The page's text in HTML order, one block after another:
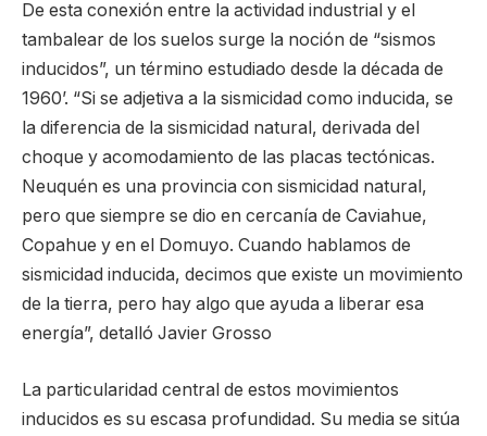
De esta conexión entre la actividad industrial y el
tambalear de los suelos surge la noción de “sismos
inducidos”, un término estudiado desde la década de
1960’. “Si se adjetiva a la sismicidad como inducida, se
la diferencia de la sismicidad natural, derivada del
choque y acomodamiento de las placas tectónicas.
Neuquén es una provincia con sismicidad natural,
pero que siempre se dio en cercanía de Caviahue,
Copahue y en el Domuyo. Cuando hablamos de
sismicidad inducida, decimos que existe un movimiento
de la tierra, pero hay algo que ayuda a liberar esa
energía”, detalló Javier Grosso
La particularidad central de estos movimientos
inducidos es su escasa profundidad. Su media se sitúa